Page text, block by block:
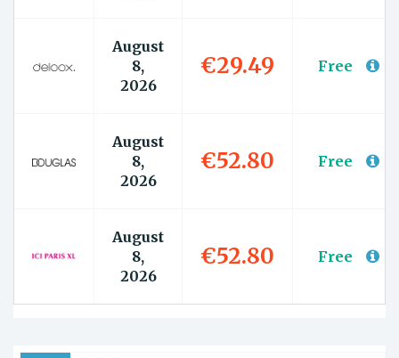
August
8,
2026
€29.49 Free
August
8,
2026
€52.80 Free
August
8,
2026
€52.80 Free